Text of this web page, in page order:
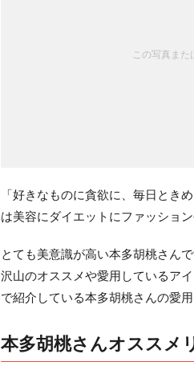
この写真ま
「好きなものに貪欲に、毎日とき
は美容にダイエットにファッショ
とても美意識が高い本多胡桃さん
沢山のオススメや愛用しているア
で紹介している本多胡桃さんの愛
本多胡桃さんオススメ